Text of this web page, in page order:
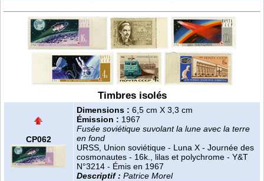
Timbres isolés
CP062
Dimensions : 6,5 cm X 3,3 cm
Émission : 1967
Fusée soviétique suvolant la lune avec la terre
en fond
URSS, Union soviétique - Luna X - Journée des
cosmonautes - 16k., lilas et polychrome - Y&T
N°3214 - Émis en 1967
Descriptif : Patrice Morel